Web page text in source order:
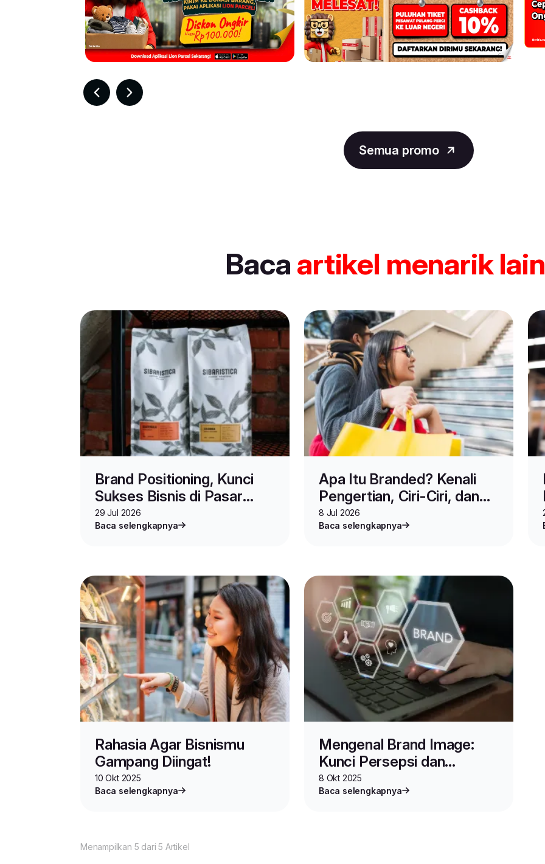
Semua promo
Baca artikel menarik
Brand Positioning, Kunci
Sukses Bisnis di Pasar
Sarat Persaingan
29 Jul 2026
Baca selengkapnya
Apa Itu Branded? Kenali
Pengertian, Ciri-Ciri, dan
Tips Membeli Produk
Aslinya
8 Jul 2026
Baca selengkapnya
Rahasia Agar Bisnismu
Gampang Diingat!
10 Okt 2025
Baca selengkapnya
Mengenal Brand Image:
Kunci Persepsi dan
Kepercayaan Pelanggan
8 Okt 2025
Baca selengkapnya
Menampilkan 5 dari 5 Artikel